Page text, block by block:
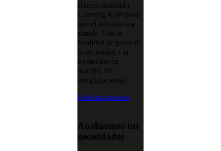
Hemos diseñado
Learning Keys para
que el proceso sea
simple. Con la
finalidad de pasar de
la necesidad a la
formación en
marcha, sin
complicaciones.
Solicitar asesoría
Analizamos tus
necesidades